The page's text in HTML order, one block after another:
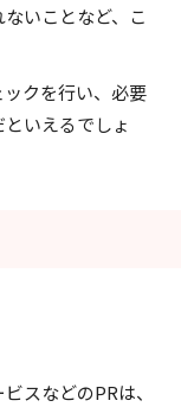
いことなど、こ
クを行い、必要
いえるでしょ
スなどのPRは、